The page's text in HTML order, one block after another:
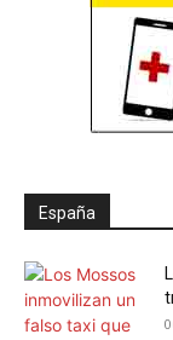
España